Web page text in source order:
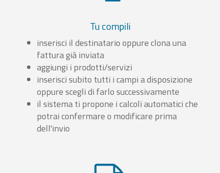
Tu compili
inserisci il destinatario oppure clona una
fattura già inviata
aggiungi i prodotti/servizi
inserisci subito tutti i campi a disposizione
oppure scegli di farlo successivamente
il sistema ti propone i calcoli automatici che
potrai confermare o modificare prima
dell'invio